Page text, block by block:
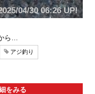
04/30 06:26 UP!
ら…
アジ釣り
をみる